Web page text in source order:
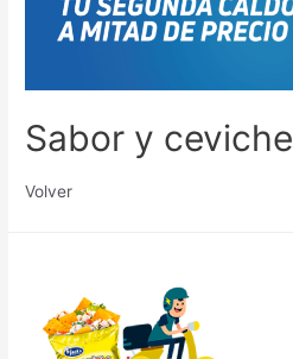
Sabor y ceviche
Volver